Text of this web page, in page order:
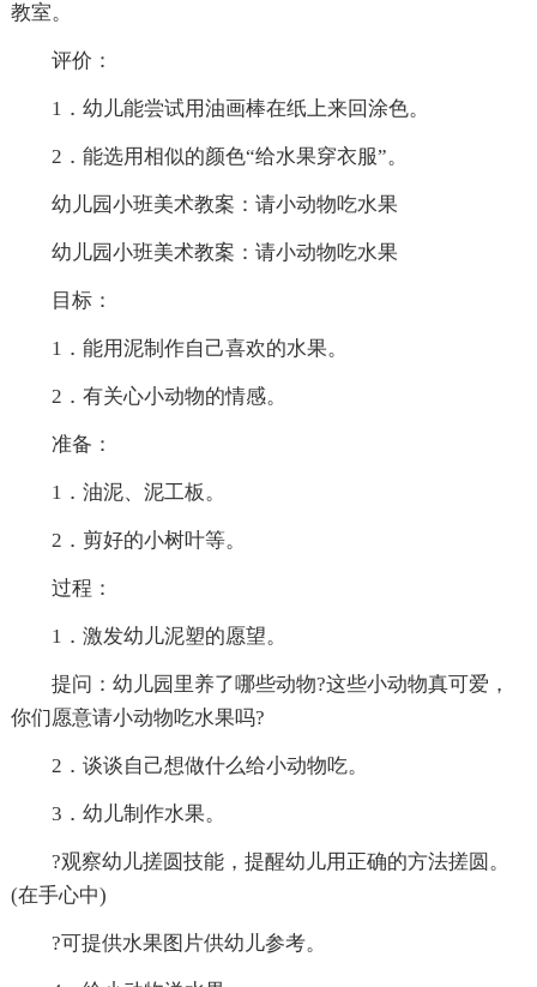
教室。
评价：
1．幼儿能尝试用油画棒在纸上来回涂色。
2．能选用相似的颜色“给水果穿衣服”。
幼儿园小班美术教案：请小动物吃水果
幼儿园小班美术教案：请小动物吃水果
目标：
1．能用泥制作自己喜欢的水果。
2．有关心小动物的情感。
准备：
1．油泥、泥工板。
2．剪好的小树叶等。
过程：
1．激发幼儿泥塑的愿望。
提问：幼儿园里养了哪些动物?这些小动物真可爱，
你们愿意请小动物吃水果吗?
2．谈谈自己想做什么给小动物吃。
3．幼儿制作水果。
?观察幼儿搓圆技能，提醒幼儿用正确的方法搓圆。
(在手心中)
?可提供水果图片供幼儿参考。